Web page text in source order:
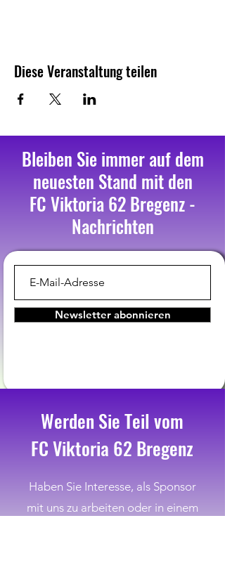
Diese Veranstaltung teilen
Bleiben Sie immer auf dem
neuesten Stand mit den
FC Viktoria 62 Bregenz -
Nachrichten
Newsletter abonnieren
Werden Sie Teil vom
FC Viktoria 62 Bregenz
Haben Sie Interesse, als Sponsor
mit uns zu arbeiten oder in einem